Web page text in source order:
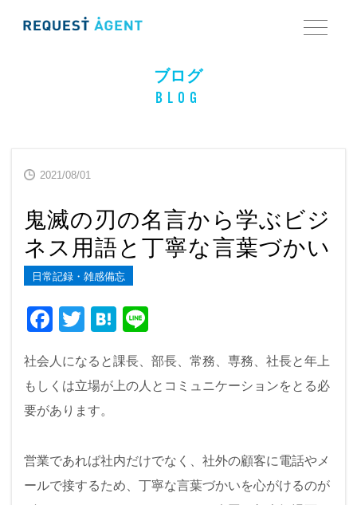
ブログ
BLOG
2021/08/01
鬼滅の刃の名言から学ぶビジ
ネス用語と丁寧な言葉づかい
日常記録・雑感備忘
F
c
e
b
o
k
T
tt
er
H
e
n
e
社会人になると課長、部長、常務、専務、社長と年上
もしくは立場が上の人とコミュニケーションをとる必
要があります。
営業であれば社内だけでなく、社外の顧客に電話やメ
ールで接するため、丁寧な言葉づかいを心がけるのが